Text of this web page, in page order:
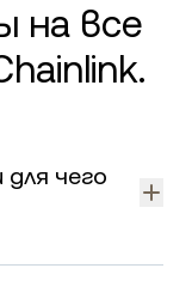
на все
чего